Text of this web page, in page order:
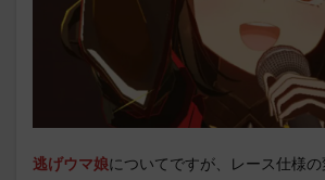
逃げウマ娘についてですが、レース仕様